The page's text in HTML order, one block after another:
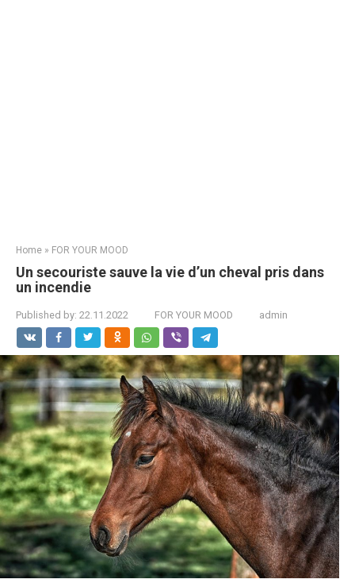
Home » FOR YOUR MOOD
Un secouriste sauve la vie d’un cheval pris dans
un incendie
Published by: 22.11.2022 FOR YOUR MOOD admin